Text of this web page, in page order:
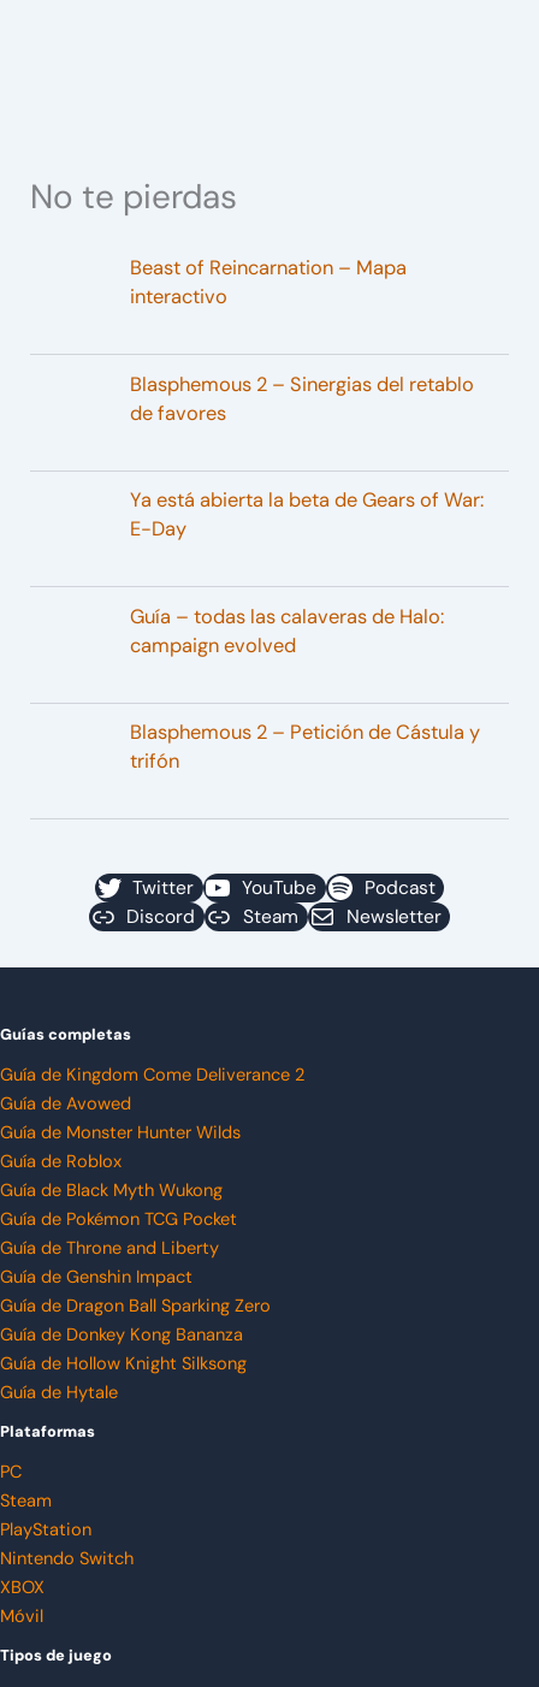
No te pierdas
Beast of Reincarnation – Mapa
interactivo
Blasphemous 2 – Sinergias del retablo
de favores
Ya está abierta la beta de Gears of War:
E-Day
Guía – todas las calaveras de Halo:
campaign evolved
Blasphemous 2 – Petición de Cástula y
trifón
Twitter YouTube
Podcast
Discord
Steam Newsletter
Guías completas
Guía de Kingdom Come Deliverance 2
Guía de Avowed
Guía de Monster Hunter Wilds
Guía de Roblox
Guía de Black Myth Wukong
Guía de Pokémon TCG Pocket
Guía de Throne and Liberty
Guía de Genshin Impact
Guía de Dragon Ball Sparking Zero
Guía de Donkey Kong Bananza
Guía de Hollow Knight Silksong
Guía de Hytale
Plataformas
PC
Steam
PlayStation
Nintendo Switch
XBOX
Móvil
Tipos de juego